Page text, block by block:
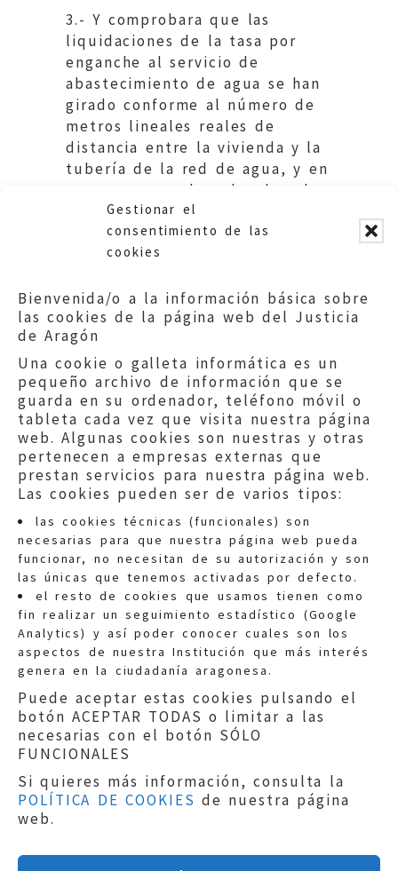
Gestionar el
consentimiento de las
cookies
Bienvenida/o a la información básica sobre
las cookies de la página web del Justicia
de Aragón
Una cookie o galleta informática es un
pequeño archivo de información que se
guarda en su ordenador, teléfono móvil o
tableta cada vez que visita nuestra página
web. Algunas cookies son nuestras y otras
pertenecen a empresas externas que
prestan servicios para nuestra página web.
Las cookies pueden ser de varios tipos:
las cookies técnicas (funcionales) son
necesarias para que nuestra página web pueda
funcionar, no necesitan de su autorización y son
las únicas que tenemos activadas por defecto.
el resto de cookies que usamos tienen como
fin realizar un seguimiento estadístico (Google
Analytics) y así poder conocer cuales son los
aspectos de nuestra Institución que más interés
genera en la ciudadanía aragonesa.
Puede aceptar estas cookies pulsando el
botón ACEPTAR TODAS o limitar a las
necesarias con el botón SÓLO
FUNCIONALES
Si quieres más información, consulta la
POLÍTICA DE COOKIES de nuestra página
web.
3.- Y comprobara que las
liquidaciones de la tasa por
enganche al servicio de
abastecimiento de agua se han
girado conforme al número de
metros lineales reales de
distancia entre la vivienda y la
tubería de la red de agua, y en
su caso, proceda a devolver las
cantidades cobradas de más.
Quejas:quejas@eljusticiadearagon.es
Información general:
informacion@eljusticiadearagon.es
Teléfonos:900 210 210/
Aviso legal|Política de privacidad|
Protección de Datos